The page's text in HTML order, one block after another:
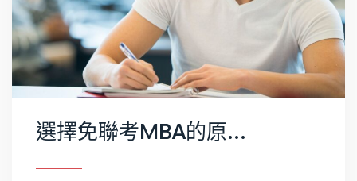
選擇免聯考MBA的原因有哪些？